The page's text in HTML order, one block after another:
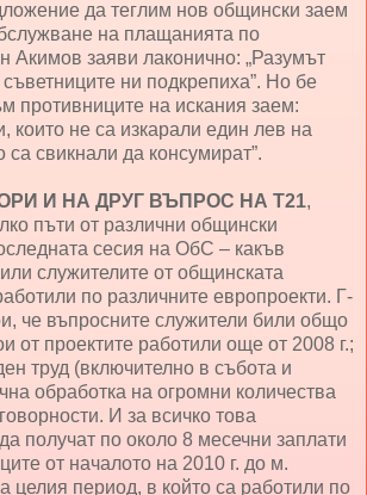
да теглим нов общински заем
на плащанията по
Акимов заяви лаконично: „Разумът
ни подкрепиха”. Но бе
противниците на искания заем:
които не са изкарали един лев на
свикнали да консумират”.
И НА ДРУГ ВЪПРОС НА Т21,
пъти от различни общински
сесия на ОбС – какъв
служителите от общинската
по различните европроекти. Г-
че въпросните служители били общо
от проектите работили още от 2008 г.;
труд (включително в събота и
обработка на огромни количества
И за всичко това
получат по около 8 месечни заплати
от началото на 2010 г. до м.
целия период, в който са работили по